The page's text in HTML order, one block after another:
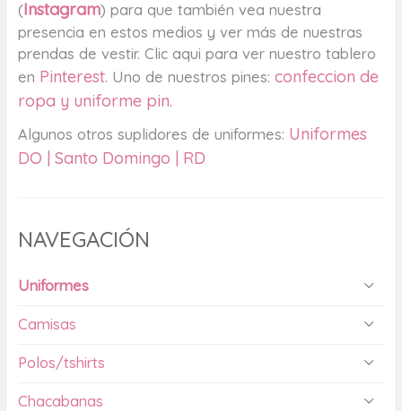
(Instagram) para que también vea nuestra
presencia en estos medios y ver más de nuestras
prendas de vestir. Clic aqui para ver nuestro tablero
en Pinterest. Uno de nuestros pines: confeccion de
ropa y uniforme pin.
Algunos otros suplidores de uniformes: Uniformes
DO | Santo Domingo | RD
NAVEGACIÓN
Uniformes
Camisas
Polos/tshirts
Chacabanas